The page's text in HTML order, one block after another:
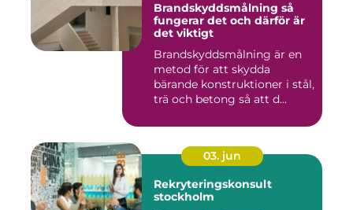
Brandskyddsmålning så
fungerar det och därför är
det viktigt
Brandskyddsmålning är en
metod för att skydda
bärande konstruktioner i stål,
trä och betong så att d...
03. jun
Rekryteringskonsult
stockholm